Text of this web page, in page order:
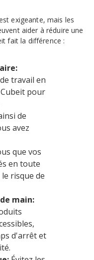
exigeante, mais les
aider à réduire une
fait la différence :
travail en
pour
de
avez
que vos
en toute
risque de
main:
d'arrêt et